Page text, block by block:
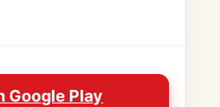
Google Play